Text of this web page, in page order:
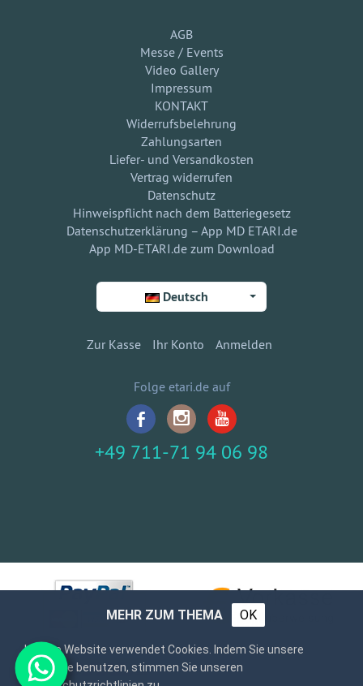
AGB
Messe / Events
Video Gallery
Impressum
KONTAKT
Widerrufsbelehrung
Zahlungsarten
Liefer- und Versandkosten
Vertrag widerrufen
Datenschutz
Hinweispflicht nach dem Batteriegesetz
Datenschutzerklärung – App MD ETARI.de
App MD-ETARI.de zum Download
Deutsch
Zur Kasse Ihr Konto Anmelden
Folge etari.de auf
+49 711-71 94 06 98
MEHR ZUM THEMA OK
Unsere Website verwendet Cookies. Indem Sie unsere
Webseite benutzen, stimmen Sie unseren